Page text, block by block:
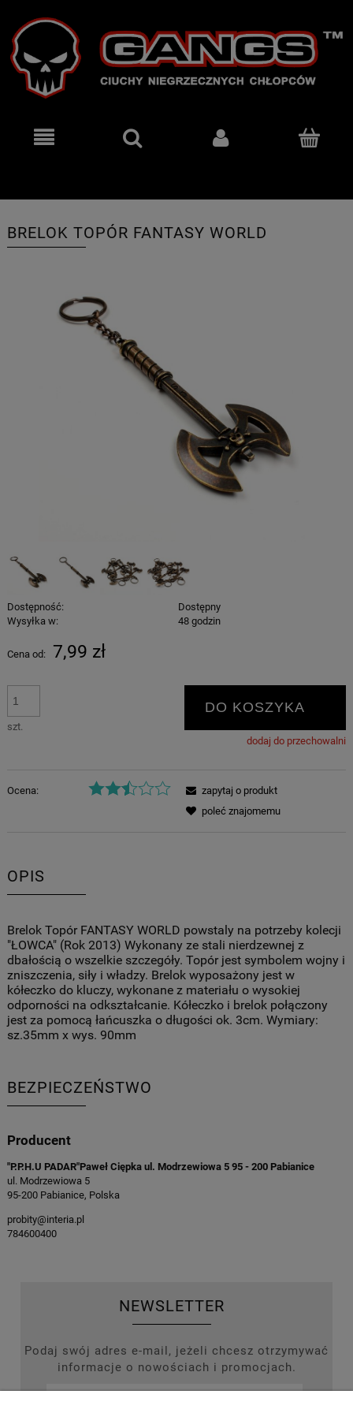
BRELOK TOPÓR FANTASY WORLD
Dostępność:
Dostępny
Wysyłka w:
48 godzin
Cena od: 7,99 zł
szt.
DO KOSZYKA
dodaj do przechowalni
Ocena:
zapytaj o produkt
poleć znajomemu
OPIS
Brelok Topór FANTASY WORLD powstaly na potrzeby kolecji
"ŁOWCA" (Rok 2013) Wykonany ze stali nierdzewnej z
dbałością o wszelkie szczegóły. Topór jest symbolem wojny i
zniszczenia, siły i władzy. Brelok wyposażony jest w
kółeczko do kluczy, wykonane z materiału o wysokiej
odporności na odkształcanie. Kółeczko i brelok połączony
jest za pomocą łańcuszka o długości ok. 3cm. Wymiary:
sz.35mm x wys. 90mm
BEZPIECZEŃSTWO
Producent
"P.P.H.U PADAR"Paweł Ciępka ul. Modrzewiowa 5 95 - 200 Pabianice
ul. Modrzewiowa 5
95-200 Pabianice, Polska
probity@interia.pl
784600400
NEWSLETTER
Podaj swój adres e-mail, jeżeli chcesz otrzymywać
informacje o nowościach i promocjach.